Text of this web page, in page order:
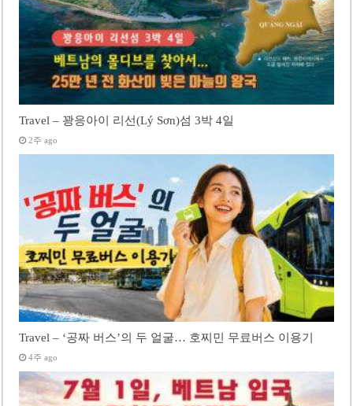
Travel – 꽝응아이 리선(Lý Sơn)섬 3박 4일
2주 ago
Travel – ‘공짜 버스’의 두 얼굴… 호찌민 무료버스 이용기
4주 ago